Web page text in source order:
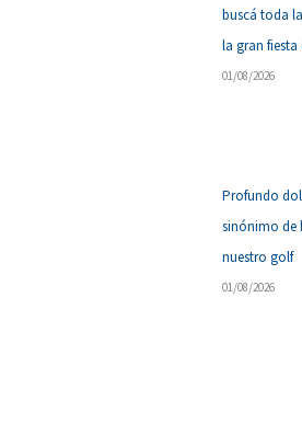
buscá toda
la gran
01/08/2026
Profundo
sinónimo de
nuestro golf
01/08/2026